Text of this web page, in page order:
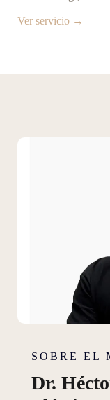
Ver servicio →
SOBRE EL
Dr.